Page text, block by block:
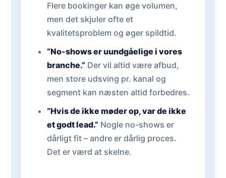
Flere bookinger kan øge volumen,
men det skjuler ofte et
kvalitetsproblem og øger spildtid.
“No-shows er uundgåelige i vores
branche.” Der vil altid være afbud,
men store udsving pr. kanal og
segment kan næsten altid forbedres.
“Hvis de ikke møder op, var de ikke
et godt lead.” Nogle no-shows er
dårligt fit – andre er dårlig proces.
Det er værd at skelne.